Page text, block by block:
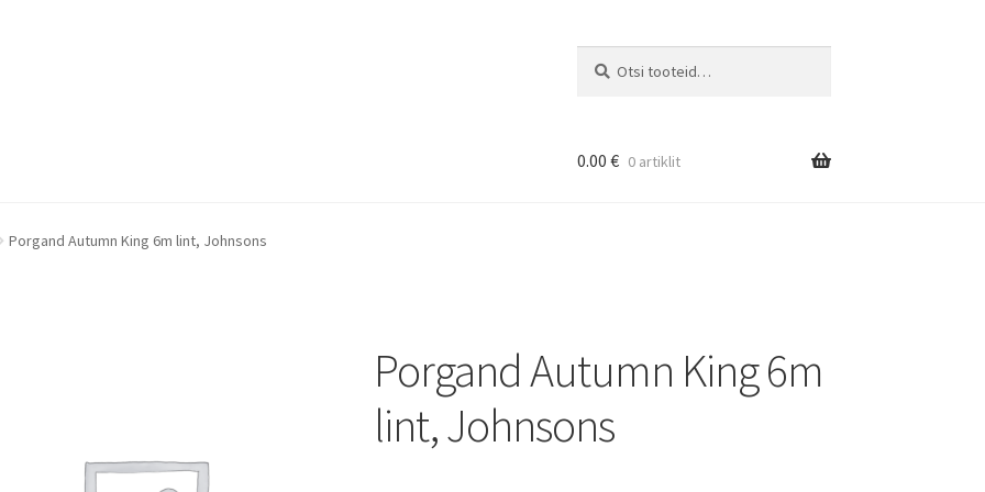
0.00 € 0 artiklit
Porgand Autumn King 6m lint, Johnsons
Porgand Autumn King 6m
lint, Johnsons